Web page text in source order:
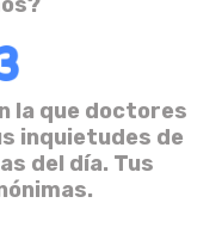
la que doctores
inquietudes de
del día. Tus